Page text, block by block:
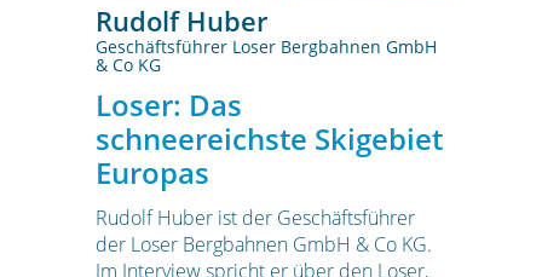
Rudolf Huber
Geschäftsführer Loser Bergbahnen GmbH
& Co KG
Loser: Das
schneereichste Skigebiet
Europas
Rudolf Huber ist der Geschäftsführer
der Loser Bergbahnen GmbH & Co KG.
Im Interview spricht er über den Loser,